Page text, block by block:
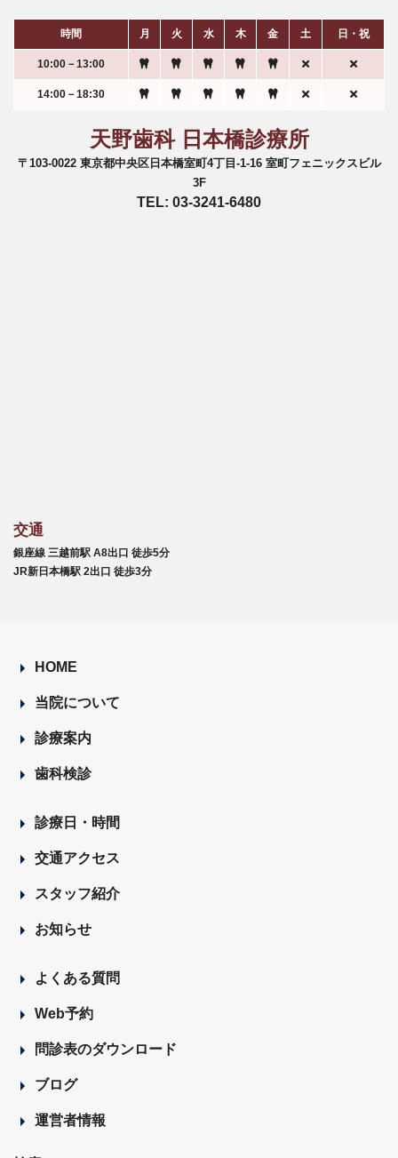
時間 月 火 水 木 金 土 日・祝
10:00－13:00
14:00－18:30
天野歯科 日本橋診療所
〒103-0022 東京都中央区日本橋室町4丁目-1-16 室町フェニックスビル
3F
TEL: 03-3241-6480
交通
銀座線 三越前駅 A8出口 徒歩5分
JR新日本橋駅 2出口 徒歩3分
HOME
当院について
診療案内
歯科検診
診療日・時間
交通アクセス
スタッフ紹介
お知らせ
よくある質問
Web予約
問診表のダウンロード
ブログ
運営者情報